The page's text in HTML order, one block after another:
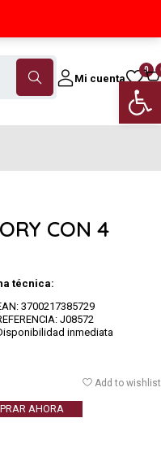
Abrir
Mi cuenta
0
CON 4
técnica:
3700217385729
J08572
inmediata
AHORA
Add to wishlist